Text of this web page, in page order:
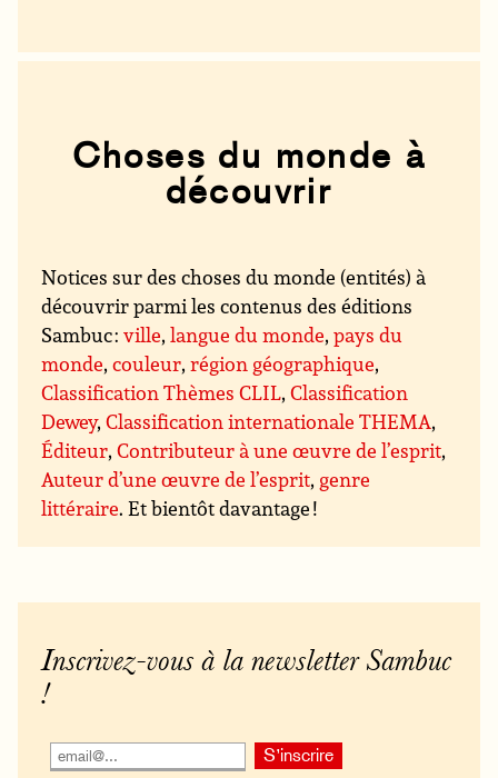
Choses du monde à
découvrir
Notices sur des choses du monde (entités) à
découvrir parmi les contenus des éditions
Sambuc :ville,langue du monde,pays du
monde,couleur,région géographique,
Classification Thèmes CLIL,Classification
Dewey,Classification internationale THEMA,
Éditeur,Contributeur à une œuvre de l’esprit,
Auteur d’une œuvre de l’esprit, genre
littéraire. Et bientôt davantage !
Inscrivez-vous à la newsletter Sambuc
!